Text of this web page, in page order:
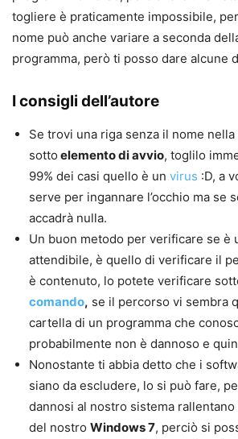
togliere è praticamente impossibile,
nome può anche variare a seconda
programma, però ti posso dare alcune
I consigli dell’autore
Se trovi una riga senza il nome
sotto elemento di avvio, toglilo
99% dei casi quello è un virus :D, a
serve per ingannare l’occhio ma se
accadrà nulla.
Un buon metodo per verificare se è
attendibile, è quello di verificare il
è contenuto, lo potete verificare
comando, se il percorso vi sembra
cartella di un programma che
probabilmente non è dannoso e
Nonostante ti abbia detto che i
siano da escludere, lo si può fare,
dannosi al nostro sistema rallentano
del nostro Windows 7, perciò si